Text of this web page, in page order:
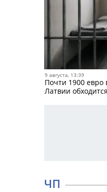
9 августа, 13:39
Почти 1900
Латвии
ЧП